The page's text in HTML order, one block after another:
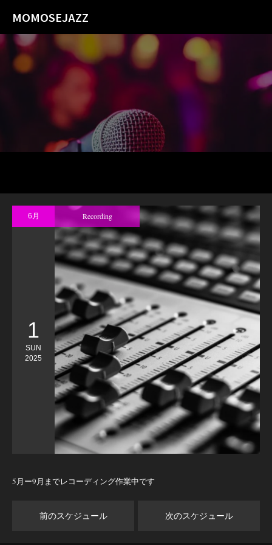
MOMOSEJAZZ
6月
1
SUN
2025
Recording
5月ー9月までレコーディング作業中です
前のスケジュール 次のスケジュール